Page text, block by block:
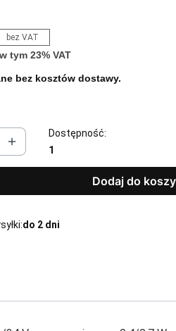
bez VAT
tym 23% VAT
w tym 23% VAT
bez kosztów dostawy.
Dostępność:
1
Dodaj do
do 2 dni